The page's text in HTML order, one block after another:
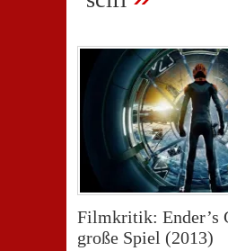
Filmkritik: Ender’s
große Spiel (2013)